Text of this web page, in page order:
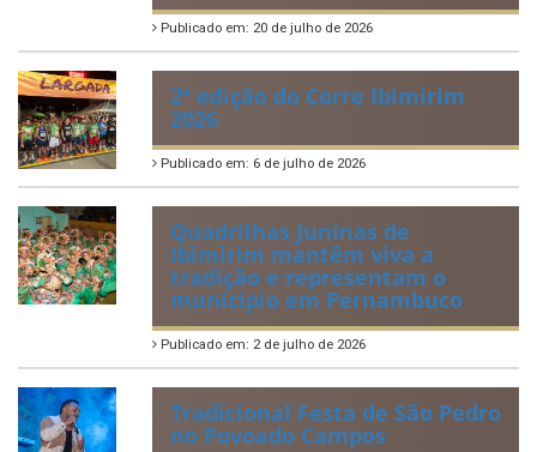
Publicado em: 20 de julho de 2026
2ª edição do Corre Ibimirim
2026
Publicado em: 6 de julho de 2026
Quadrilhas Juninas de
Ibimirim mantêm viva a
tradição e representam o
munícipio em Pernambuco
Publicado em: 2 de julho de 2026
Tradicional Festa de São Pedro
no Povoado Campos